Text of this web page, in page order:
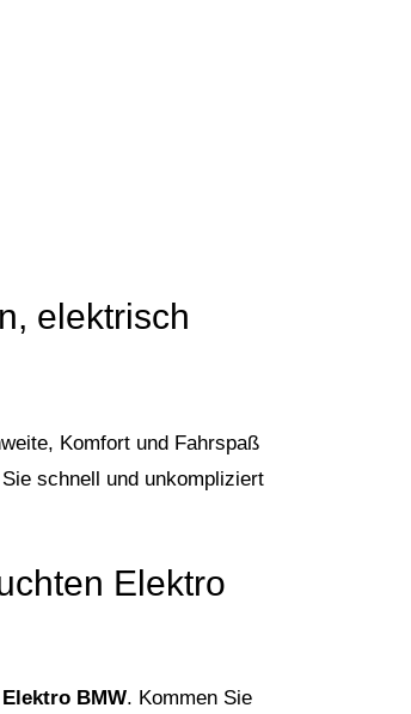
elektrisch
Komfort und Fahrspaß
schnell und unkompliziert
Elektro
BMW. Kommen Sie